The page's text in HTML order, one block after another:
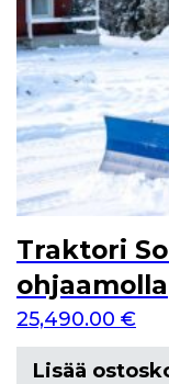
Traktori
ohjaamolla
25,490.00 €
Lisää